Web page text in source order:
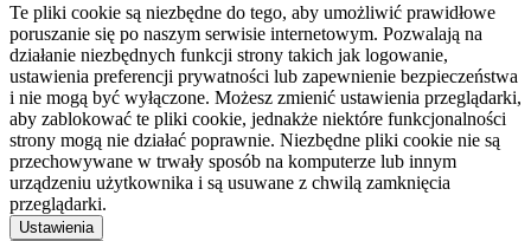
Te pliki cookie są niezbędne do tego, aby umożliwić prawidłowe
poruszanie się po naszym serwisie internetowym. Pozwalają na
działanie niezbędnych funkcji strony takich jak logowanie,
ustawienia preferencji prywatności lub zapewnienie bezpieczeństwa
i nie mogą być wyłączone. Możesz zmienić ustawienia przeglądarki,
aby zablokować te pliki cookie, jednakże niektóre funkcjonalności
strony mogą nie działać poprawnie. Niezbędne pliki cookie nie są
przechowywane w trwały sposób na komputerze lub innym
urządzeniu użytkownika i są usuwane z chwilą zamknięcia
przeglądarki.
Ustawienia